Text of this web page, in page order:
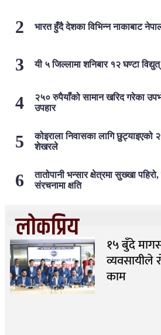
भारत हुँदै देशका विभिन्न नाकाबाट
यी ५ जिल्लामा शनिबार १२ घण्टा
२५० रुपैयाँको सामान खरिद गरेका
उपहार
कोइराला निवासका लागि छुट्याइएको
शेखरले
तातोपानी भन्सार क्षेत्रमा सुख्खा
संरचनामा क्षति
लोकप्रिय १५ बुँदे
व्यवसायीले
काम